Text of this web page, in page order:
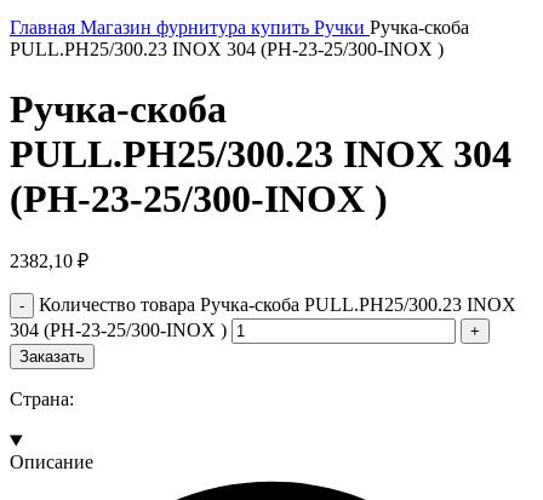
Главная Магазин фурнитура купить Ручки Ручка-скоба
PULL.PH25/300.23 INOX 304 (PH-23-25/300-INOX )
Ручка-скоба
PULL.PH25/300.23 INOX 304
(PH-23-25/300-INOX )
2382,10 ₽
Количество товара Ручка-скоба PULL.PH25/300.23 INOX
304 (PH-23-25/300-INOX )
Заказать
Страна:
Описание